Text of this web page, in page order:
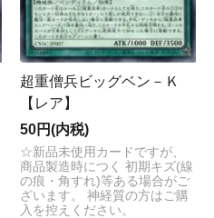
超重僧兵ビッグベン－Ｋ
【レア】
50円(内税)
☆新品未使用カードですが、
商品製造時につく 初期キズ(線
の痕・角すれ)等ある場合がご
ざいます。 神経質の方はご購
入を控えください。